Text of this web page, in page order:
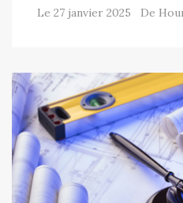
Le 27 janvier 2025 De